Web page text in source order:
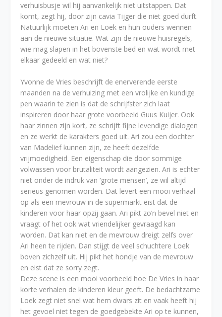
verhuisbusje wil hij aanvankelijk niet uitstappen. Dat
komt, zegt hij, door zijn cavia Tijger die niet goed durft.
Natuurlijk moeten Ari en Loek en hun ouders wennen
aan de nieuwe situatie. Wat zijn de nieuwe huisregels,
wie mag slapen in het bovenste bed en wat wordt met
elkaar gedeeld en wat niet?
Yvonne de Vries beschrijft de enerverende eerste
maanden na de verhuizing met een vrolijke en kundige
pen waarin te zien is dat de schrijfster zich laat
inspireren door haar grote voorbeeld Guus Kuijer. Ook
haar zinnen zijn kort, ze schrijft fijne levendige dialogen
en ze werkt de karakters goed uit. Ari zou een dochter
van Madelief kunnen zijn, ze heeft dezelfde
vrijmoedigheid. Een eigenschap die door sommige
volwassen voor brutaliteit wordt aangezien. Ari is echter
niet onder de indruk van ‘grote mensen’, ze wil altijd
serieus genomen worden. Dat levert een mooi verhaal
op als een mevrouw in de supermarkt eist dat de
kinderen voor haar opzij gaan. Ari pikt zo’n bevel niet en
vraagt of het ook wat vriendelijker gevraagd kan
worden. Dat kan niet en de mevrouw dreigt zelfs over
Ari heen te rijden. Dan stijgt de veel schuchtere Loek
boven zichzelf uit. Hij pikt het hondje van de mevrouw
en eist dat ze sorry zegt.
Deze scene is een mooi voorbeeld hoe De Vries in haar
korte verhalen de kinderen kleur geeft. De bedachtzame
Loek zegt niet snel wat hem dwars zit en vaak heeft hij
het gevoel niet tegen de goedgebekte Ari op te kunnen,